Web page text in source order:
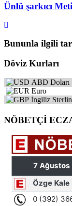
Ünlü şarkıcı
Bununla ilgili
Döviz Kurları
ABD Doları
Euro
İngiliz
NÖBETÇİ